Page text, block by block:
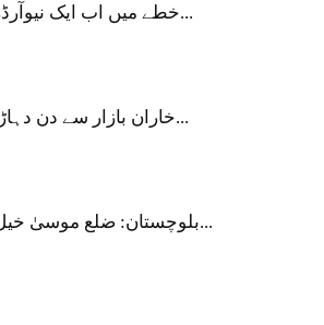
خطے میں اب ایک نیوآرڈر نا...
خاران بازار سے دن دہاڑے ا...
بلوچستان: ضلع موسیٰ خیل م...